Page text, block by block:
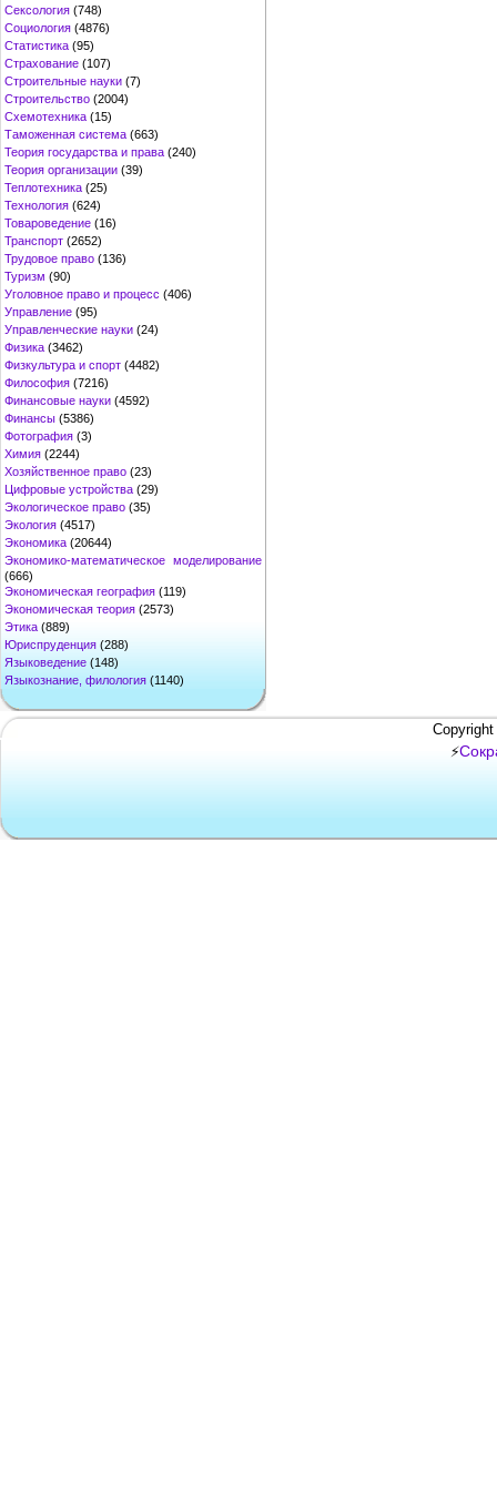
Сексология (748)
Социология (4876)
Статистика (95)
Страхование (107)
Строительные науки (7)
Строительство (2004)
Схемотехника (15)
Таможенная система (663)
Теория государства и права (240)
Теория организации (39)
Теплотехника (25)
Технология (624)
Товароведение (16)
Транспорт (2652)
Трудовое право (136)
Туризм (90)
Уголовное право и процесс (406)
Управление (95)
Управленческие науки (24)
Физика (3462)
Физкультура и спорт (4482)
Философия (7216)
Финансовые науки (4592)
Финансы (5386)
Фотография (3)
Химия (2244)
Хозяйственное право (23)
Цифровые устройства (29)
Экологическое право (35)
Экология (4517)
Экономика (20644)
Экономико-математическое моделирование
(666)
Экономическая география (119)
Экономическая теория (2573)
Этика (889)
Юриспруденция (288)
Языковедение (148)
Языкознание, филология (1140)
⚡